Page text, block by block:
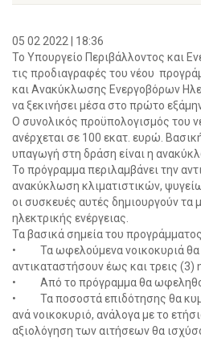
05 02 2022 | 18:36
Το Υπουργείο Περιβάλλοντος και
τις προδιαγραφές του νέου
και Ανακύκλωσης Ενεργοβόρων
να ξεκινήσει μέσα στο πρώτο
Ο συνολικός προϋπολογισμός του
ανέρχεται σε 100 εκατ. ευρώ.
υπαγωγή στη δράση είναι η
Το πρόγραμμα περιλαμβάνει την
ανακύκλωση κλιματιστικών,
οι συσκευές αυτές δημιουργούν τα
ηλεκτρικής ενέργειας.
Τα βασικά σημεία του
• Τα ωφελούμενα νοικοκυριά θα
αντικαταστήσουν έως και τρεις (3)
• Από το πρόγραμμα θα
• Τα ποσοστά επιδότησης θα
ανά νοικοκυριό, ανάλογα με το
αξιολόγηση των αιτήσεων θα